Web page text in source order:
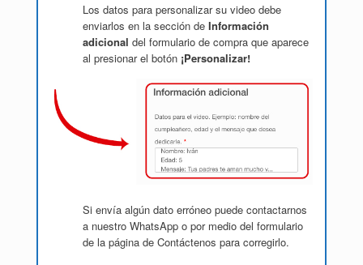
Los datos para personalizar su video debe
enviarlos en la sección de Información
adicional del formulario de compra que aparece
al presionar el botón ¡Personalizar!
Si envía algún dato erróneo puede contactarnos
a nuestro WhatsApp o por medio del formulario
de la página de Contáctenos para corregirlo.